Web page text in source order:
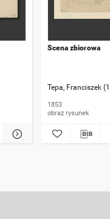
Scena zbiorowa
Tepa, Franciszek
1853
obraz rysunek